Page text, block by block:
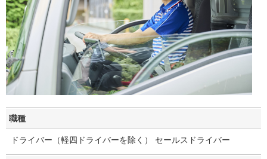
職種
ドライバー（軽四ドライバーを除く） セールスドライバー